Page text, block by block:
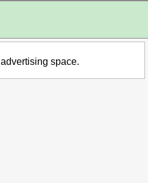
advertising space.